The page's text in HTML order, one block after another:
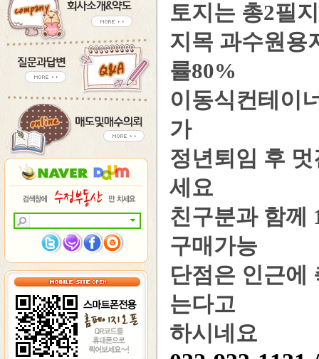
토지는 총2필
지목 과수원용
률80%
이동식컨테이
가
정년퇴임 후
세요
친구분과 함께
구매가능
단점은 인근에
는다고
하시네요